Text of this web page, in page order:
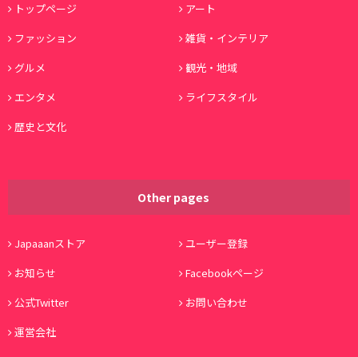
トップページ
アート
ファッション
雑貨・インテリア
グルメ
観光・地域
エンタメ
ライフスタイル
歴史と文化
Other pages
Japaaanストア
ユーザー登録
お知らせ
Facebookページ
公式Twitter
お問い合わせ
運営会社